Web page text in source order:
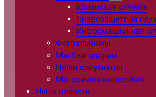
Кризисная служба
Правозащитная
Информационная
Фотоальбомы
Мы благодарим
Наши документы
Методические пособия
Наши новости